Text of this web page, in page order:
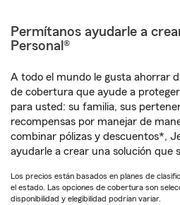
Permítanos ayudarle a
Personal®
A todo el mundo le gusta ahorrar
de cobertura que ayude a
para usted: su familia, sus
recompensas por manejar de
combinar pólizas y descuentos*,
ayudarle a crear una solución que
Los precios están basados en planes de
el estado. Las opciones de cobertura son
disponibilidad y elegibilidad podrían variar.